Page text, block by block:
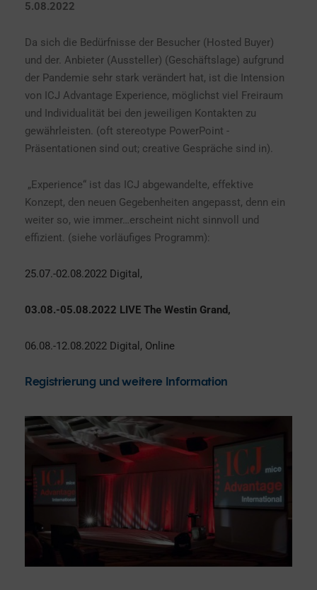
5.08.2022
Da sich die Bedürfnisse der Besucher (Hosted Buyer)
und der. Anbieter (Aussteller) (Geschäftslage) aufgrund
der Pandemie sehr stark verändert hat, ist die Intension
von ICJ Advantage Experience, möglichst viel Freiraum
und Individualität bei den jeweiligen Kontakten zu
gewährleisten. (oft stereotype PowerPoint -
Präsentationen sind out; creative Gespräche sind in).
„Experience“ ist das ICJ abgewandelte, effektive
Konzept, den neuen Gegebenheiten angepasst, denn ein
weiter so, wie immer…erscheint nicht sinnvoll und
effizient. (siehe vorläufiges Programm):
25.07.-02.08.2022 Digital,
03.08.-05.08.2022 LIVE The Westin Grand,
06.08.-12.08.2022 Digital, Online
Registrierung und weitere Information